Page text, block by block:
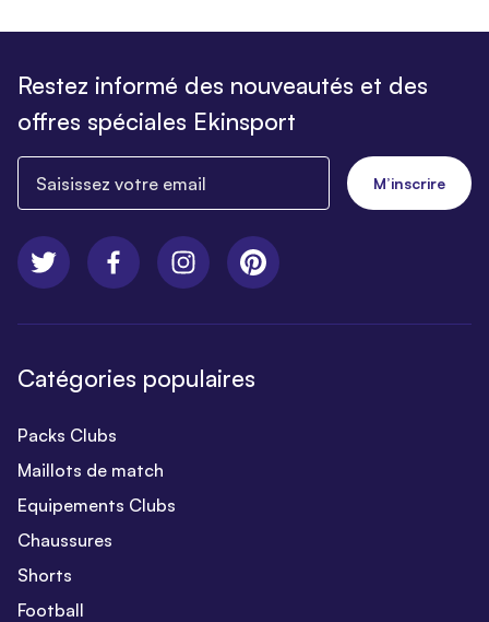
Restez informé des nouveautés et des
offres spéciales Ekinsport
M’inscrire
Catégories populaires
Packs Clubs
Maillots de match
Equipements Clubs
Chaussures
Shorts
Football